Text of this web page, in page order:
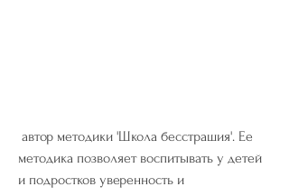
методика позволяет воспитывать у детей
и подростков уверенность и